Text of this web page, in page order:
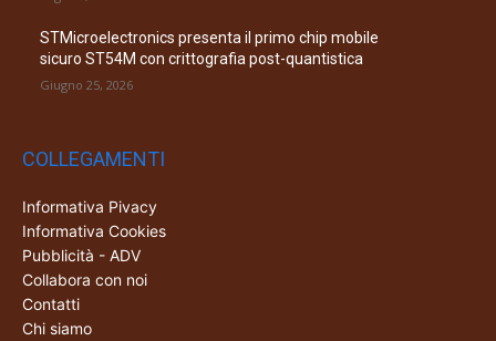
STMicroelectronics presenta il primo chip mobile
sicuro ST54M con crittografia post-quantistica
Giugno 25, 2026
COLLEGAMENTI
Informativa Pivacy
Informativa Cookies
Pubblicità - ADV
Collabora con noi
Contatti
Chi siamo